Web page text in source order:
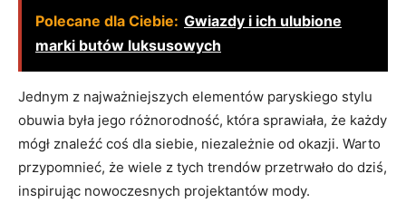
Polecane dla Ciebie: Gwiazdy i ich ulubione
marki butów luksusowych
Jednym z najważniejszych elementów paryskiego stylu
obuwia była jego różnorodność, która sprawiała, że każdy
mógł znaleźć coś dla siebie, niezależnie od okazji. Warto
przypomnieć, że wiele z tych trendów przetrwało do dziś,
inspirując nowoczesnych projektantów mody.